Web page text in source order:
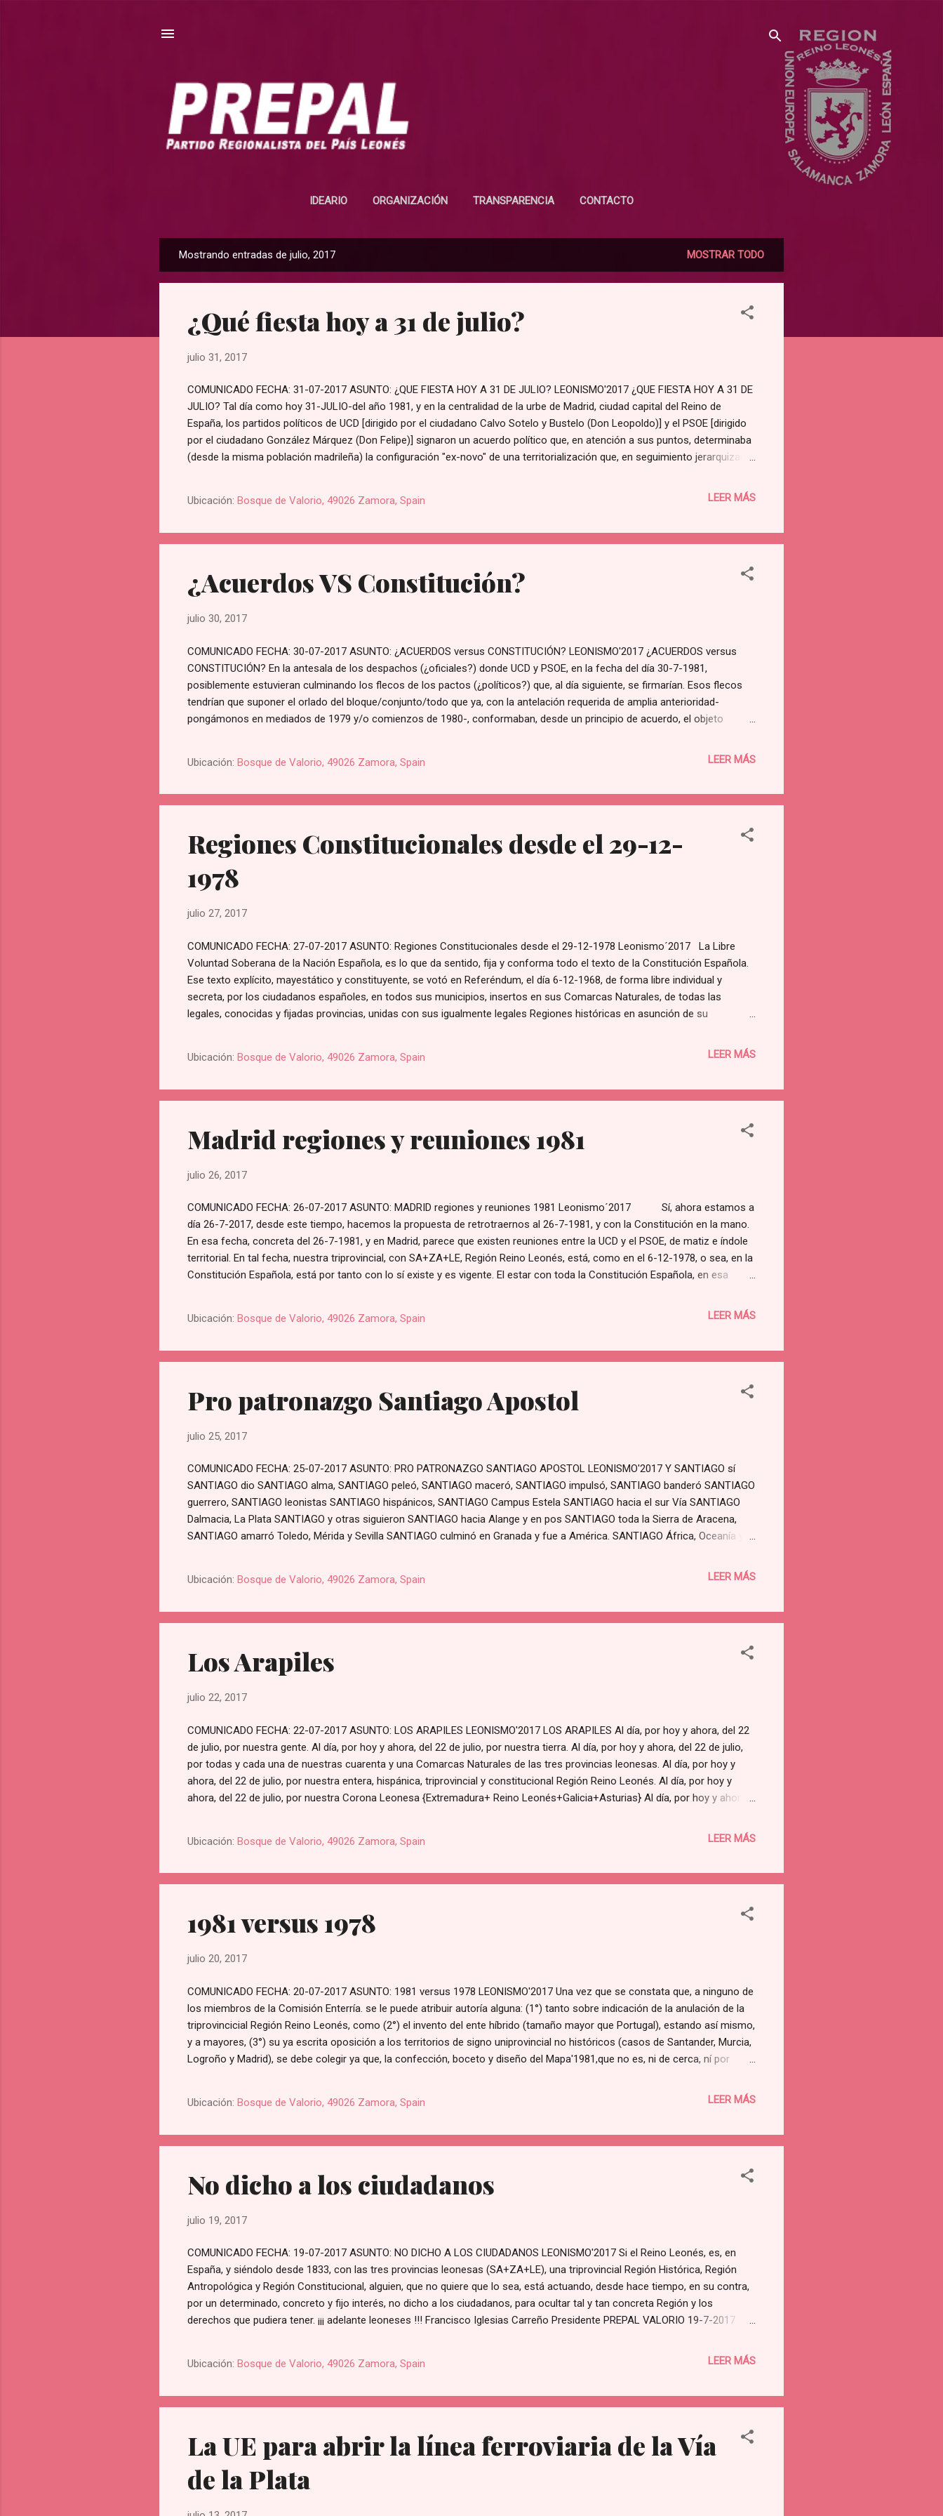
IDEARIO ORGANIZACIÓN TRANSPARENCIA CONTACTO
n
Mostrando entradas de julio, 2017 MOSTRAR TODO
¿Qué fiesta hoy a 31 de julio?
julio 31, 2017
COMUNICADO FECHA: 31-07-2017 ASUNTO: ¿QUE FIESTA HOY A 31 DE JULIO? LEONISMO'2017 ¿QUE FIESTA HOY A 31 DE
JULIO? Tal día como hoy 31-JULIO-del año 1981, y en la centralidad de la urbe de Madrid, ciudad capital del Reino de
España, los partidos políticos de UCD [dirigido por el ciudadano Calvo Sotelo y Bustelo (Don Leopoldo)] y el PSOE [dirigido
por el ciudadano González Márquez (Don Felipe)] signaron un acuerdo político que, en atención a sus puntos, determinaba
(desde la misma población madrileña) la configuración "ex-novo" de una territorialización que, en seguimiento jerarquizado
consecuencias directas del {PM 31-7-1981} , la UCD y el PSOE imponen, a los ciudadanos regionales leoneses (ciudadanos
españoles y europeos de la triprovincial Región Reino Leonés de la España Nación), que: la Región Reino Leonés no podrá
Ubicación: Bosque de Valorio, 49026 Zamora, Spain LEER MÁS
¿Acuerdos VS Constitución?
julio 30, 2017
COMUNICADO FECHA: 30-07-2017 ASUNTO: ¿ACUERDOS versus CONSTITUCIÓN? LEONISMO'2017 ¿ACUERDOS versus
CONSTITUCIÓN? En la antesala de los despachos (¿oficiales?) donde UCD y PSOE, en la fecha del día 30-7-1981,
posiblemente estuvieran culminando los flecos de los pactos (¿políticos?) que, al día siguiente, se firmarían. Esos flecos
tendrían que suponer el orlado del bloque/conjunto/todo que ya, con la antelación requerida de amplia anterioridad-
pongámonos en mediados de 1979 y/o comienzos de 1980-, conformaban, desde un principio de acuerdo, el objeto
interacciones entre UCD y PSOE que, como las otras habidas, trata en el fondo, y casi en la forma, del asentamiento del
régimen monárquico y de la pervivencia de la Corona (de España), que toma el formato de una adecuación "consensuada"
Ubicación: Bosque de Valorio, 49026 Zamora, Spain LEER MÁS
Regiones Constitucionales desde el 29-12-
1978
julio 27, 2017
COMUNICADO FECHA: 27-07-2017 ASUNTO: Regiones Constitucionales desde el 29-12-1978 Leonismo´2017 La Libre
Voluntad Soberana de la Nación Española, es lo que da sentido, fija y conforma todo el texto de la Constitución Española.
Ese texto explícito, mayestático y constituyente, se votó en Referéndum, el día 6-12-1968, de forma libre individual y
secreta, por los ciudadanos españoles, en todos sus municipios, insertos en sus Comarcas Naturales, de todas las
legales, conocidas y fijadas provincias, unidas con sus igualmente legales Regiones históricas en asunción de su
tal forma que su derecho a ser Comunidad Autónoma, no puede obedecer a mandato, acuerdo o instrumento foráneo
imperativo, y solo depende de su propia voluntariedad, siendo ya su decisión del respaldo de sus ciudadanos. Ir, andar,
Ubicación: Bosque de Valorio, 49026 Zamora, Spain LEER MÁS
Madrid regiones y reuniones 1981
julio 26, 2017
COMUNICADO FECHA: 26-07-2017 ASUNTO: MADRID regiones y reuniones 1981 Leonismo´2017 Sí, ahora estamos a
día 26-7-2017, desde este tiempo, hacemos la propuesta de retrotraernos al 26-7-1981, y con la Constitución en la mano.
En esa fecha, concreta del 26-7-1981, y en Madrid, parece que existen reuniones entre la UCD y el PSOE, de matiz e índole
territorial. En tal fecha, nuestra triprovincial, con SA+ZA+LE, Región Reino Leonés, está, como en el 6-12-1978, o sea, en la
Constitución Española, está por tanto con lo sí existe y es vigente. El estar con toda la Constitución Española, en esa
españoles, del todo SA+ZA+LE, en tanto y cuanto se trata de la Región Reino Leonés, y la propia condición constitucional
de Región. Todos y cada uno de los derechos constitucionales, de todas y cada una de las Regiones están ya en la fech...
Ubicación: Bosque de Valorio, 49026 Zamora, Spain LEER MÁS
Pro patronazgo Santiago Apostol
julio 25, 2017
COMUNICADO FECHA: 25-07-2017 ASUNTO: PRO PATRONAZGO SANTIAGO APOSTOL LEONISMO'2017 Y SANTIAGO sí
SANTIAGO dio SANTIAGO alma, SANTIAGO peleó, SANTIAGO maceró, SANTIAGO impulsó, SANTIAGO banderó SANTIAGO
guerrero, SANTIAGO leonistas SANTIAGO hispánicos, SANTIAGO Campus Estela SANTIAGO hacia el sur Vía SANTIAGO
Dalmacia, La Plata SANTIAGO y otras siguieron SANTIAGO hacia Alange y en pos SANTIAGO toda la Sierra de Aracena,
SANTIAGO amarró Toledo, Mérida y Sevilla SANTIAGO culminó en Granada y fue a América. SANTIAGO África, Oceanía y
Ubicación: Bosque de Valorio, 49026 Zamora, Spain LEER MÁS
Los Arapiles
julio 22, 2017
COMUNICADO FECHA: 22-07-2017 ASUNTO: LOS ARAPILES LEONISMO'2017 LOS ARAPILES Al día, por hoy y ahora, del 22
de julio, por nuestra gente. Al día, por hoy y ahora, del 22 de julio, por nuestra tierra. Al día, por hoy y ahora, del 22 de julio,
por todas y cada una de nuestras cuarenta y una Comarcas Naturales de las tres provincias leonesas. Al día, por hoy y
ahora, del 22 de julio, por nuestra entera, hispánica, triprovincial y constitucional Región Reino Leonés. Al día, por hoy y
ahora, del 22 de julio, por nuestra Corona Leonesa {Extremadura+ Reino Leonés+Galicia+Asturias} Al día, por hoy y ahora,
regional integral, de plena, plural y amplia leoneseidad. Al día, por hoy y ahora, del 22 de julio, hecho comunitario leonés. Al
día, por hoy y ahora, del 22 de julio, por nuestra común y participada integral Constitución Española. Al día, por hoy y ahora,
Ubicación: Bosque de Valorio, 49026 Zamora, Spain LEER MÁS
1981 versus 1978
julio 20, 2017
COMUNICADO FECHA: 20-07-2017 ASUNTO: 1981 versus 1978 LEONISMO'2017 Una vez que se constata que, a ninguno de
los miembros de la Comisión Enterría. se le puede atribuir autoría alguna: (1°) tanto sobre indicación de la anulación de la
triprovincicial Región Reino Leonés, como (2°) el invento del ente híbrido (tamaño mayor que Portugal), estando así mismo,
y a mayores, (3°) su ya escrita oposición a los territorios de signo uniprovincial no históricos (casos de Santander, Murcia,
Logroño y Madrid), se debe colegir ya que, la confección, boceto y diseño del Mapa'1981,que no es, ni de cerca, ní por
invento político de ayer, casi hoy. ¡¡¡ adelante leoneses !!! Francisco Iglesias Carreño Presidente PREPAL ...
Ubicación: Bosque de Valorio, 49026 Zamora, Spain LEER MÁS
No dicho a los ciudadanos
julio 19, 2017
COMUNICADO FECHA: 19-07-2017 ASUNTO: NO DICHO A LOS CIUDADANOS LEONISMO'2017 Si el Reino Leonés, es, en
España, y siéndolo desde 1833, con las tres provincias leonesas (SA+ZA+LE), una triprovincial Región Histórica, Región
Antropológica y Región Constitucional, alguien, que no quiere que lo sea, está actuando, desde hace tiempo, en su contra,
por un determinado, concreto y fijo interés, no dicho a los ciudadanos, para ocultar tal y tan concreta Región y los
derechos que pudiera tener. ¡¡¡ adelante leoneses !!! Francisco Iglesias Carreño Presidente PREPAL VALORIO 19-7-2017
Ubicación: Bosque de Valorio, 49026 Zamora, Spain LEER MÁS
La UE para abrir la línea ferroviaria de la Vía
de la Plata